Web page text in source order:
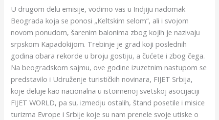
U drugom delu emisije, vodimo vas u Indjiju nadomak
Beograda koja se ponosi „Keltskim selom“, ali i svojom
novom ponudom, šarenim balonima zbog kojih je nazivaju
srpskom Kapadokijom. Trebinje je grad koji poslednih
godina obara rekorde u broju gostiju, a čućete i zbog čega.
Na beogradskom sajmu, ove godine izuzetnim nastupom se
predstavilo i Udruženje turističkih novinara, FIJET Srbija,
koje deluje kao nacionalna u istoimenoj svetskoj asocijaciji
FIJET WORLD, pa su, izmedju ostalih, štand posetile i misice
turizma Evrope i Srbije koje su nam prenele svoje utiske o